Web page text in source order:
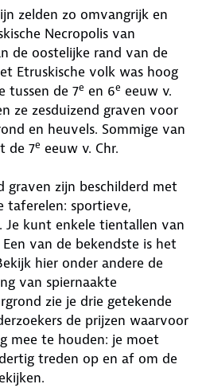
zelden zo omvangrijk en
Necropolis van
de oostelijke rand van de
Etruskische volk was hoog
tussen de 7e en 6e eeuw v.
ze zesduizend graven voor
en heuvels. Sommige van
de 7e eeuw v. Chr.
graven zijn beschilderd met
taferelen: sportieve,
Je kunt enkele tientallen van
van de bekendste is het
hier onder andere de
van spiernaakte
zie je drie getekende
de prijzen waarvoor
mee te houden: je moet
treden op en af om de